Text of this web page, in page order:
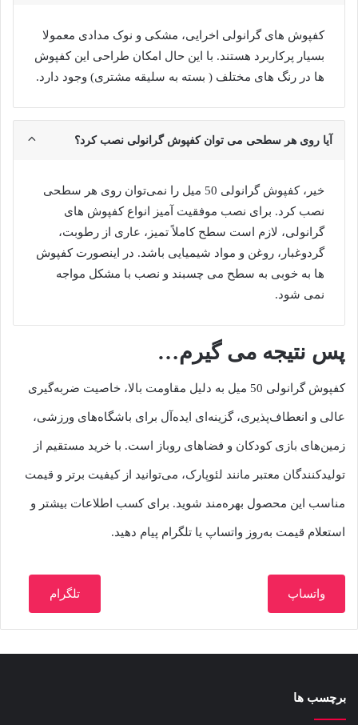
کفپوش های گرانولی اخرایی، مشکی و نوک مدادی معمولا
بسیار پرکاربرد هستند. با این حال امکان طراحی این کفپوش
ها در رنگ های مختلف ( بسته به سلیقه مشتری) وجود دارد.
آیا روی هر سطحی می توان کفپوش گرانولی نصب کرد؟
خیر، کفپوش گرانولی 50 میل را نمی‌توان روی هر سطحی
نصب کرد. برای نصب موفقیت آمیز انواع کفپوش های
گرانولی، لازم است سطح کاملاً تمیز، عاری از رطوبت،
گردوغبار، روغن و مواد شیمیایی باشد. در اینصورت کفپوش
ها به خوبی به سطح می چسبند و نصب با مشکل مواجه
نمی شود.
پس نتیجه می گیرم…
کفپوش گرانولی 50 میل به دلیل مقاومت بالا، خاصیت ضربه‌گیری
عالی و انعطاف‌پذیری، گزینه‌ای ایده‌آل برای باشگاه‌های ورزشی،
زمین‌های بازی کودکان و فضاهای روباز است. با خرید مستقیم از
تولیدکنندگان معتبر مانند لئوپارک، می‌توانید از کیفیت برتر و قیمت
مناسب این محصول بهره‌مند شوید. برای کسب اطلاعات بیشتر و
استعلام قیمت به‌روز واتساپ یا تلگرام پیام دهید.
واتساپ تلگرام
برچسب ها